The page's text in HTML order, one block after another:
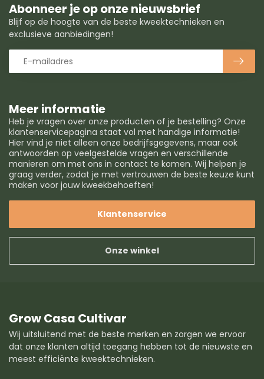
Meer informatie
Heb je vragen over onze producten of je bestelling? Onze
klantenservicepagina staat vol met handige informatie!
Hier vind je niet alleen onze bedrijfsgegevens, maar ook
antwoorden op veelgestelde vragen en verschillende
manieren om met ons in contact te komen. Wij helpen je
graag verder, zodat je met vertrouwen de beste keuze kunt
maken voor jouw kweekbehoeften!
Klantenservice
Onze winkel
Abonneer je op onze nieuwsbrief
Blijf op de hoogte van de beste kweektechnieken en
exclusieve aanbiedingen!
Grow Casa Cultivar
Wij uitsluitend met de beste merken en zorgen we ervoor
dat onze klanten altijd toegang hebben tot de nieuwste en
meest efficiënte kweektechnieken.